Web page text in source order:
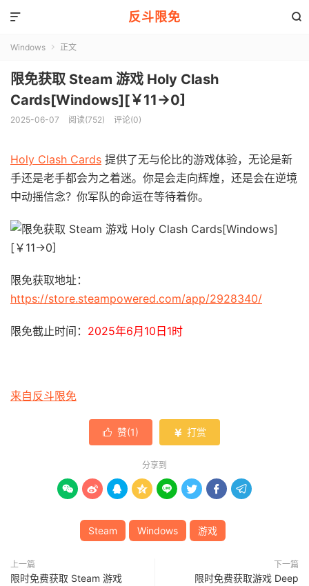
反斗限免 

Windows  正文
限免获取 Steam 游戏 Holy Clash
Cards[Windows][￥11→0]
2025-06-07 阅读(752) 评论(0)
Holy Clash Cards 提供了无与伦比的游戏体验，无论是新
手还是老手都会为之着迷。你是会走向辉煌，还是会在逆境
中动摇信念？你军队的命运在等待着你。
限免获取地址：
https://store.steampowered.com/app/2928340/
限免截止时间： 2025年6月10日1时
来自反斗限免
 赞(1)  打赏
分享到
       
Steam Windows 游戏
上一篇
限时免费获取 Steam 游戏
下一篇
限时免费获取游戏 Deep